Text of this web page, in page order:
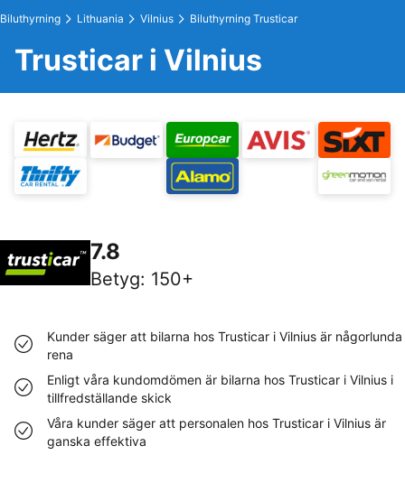
Biluthyrning Lithuania Vilnius Biluthyrning Trusticar
Trusticar i Vilnius
7.8
Betyg: 150+
Kunder säger att bilarna hos Trusticar i Vilnius är någorlunda
rena
Enligt våra kundomdömen är bilarna hos Trusticar i Vilnius i
tillfredställande skick
Våra kunder säger att personalen hos Trusticar i Vilnius är
ganska effektiva